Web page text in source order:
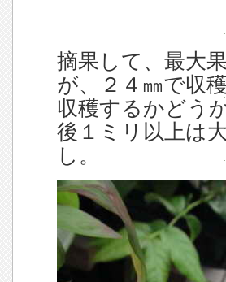
摘果して、最大
が、２４㎜で収
収穫するかどう
後１ミリ以上は
し。